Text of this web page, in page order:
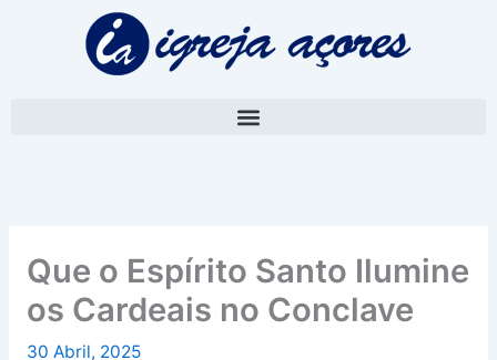
Que o Espírito Santo Ilumine
os Cardeais no Conclave
30 Abril, 2025